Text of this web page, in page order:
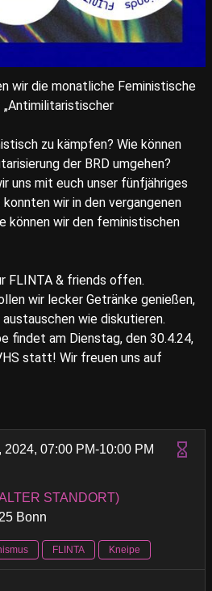
wir die monatliche Feministische
„Antimilitaristischer
zu kämpfen? Wie können
der BRD umgehen?
uns mit euch unser fünfjähriges
wir in den vergangenen
können wir den feministischen
FLINTA & friends offen.
wir lecker Getränke genießen,
wie diskutieren.
findet am Dienstag, den 30.4.24,
statt! Wir freuen uns auf
07:00 PM-10:00 PM
STANDORT)
Bonn
FLINTA Kneipe